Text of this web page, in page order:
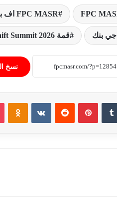
FPC FPC MASR اف بي سي مصر نيوز
جي بنك قمة Work Shift Summit 2026
نسخ
بينتيريست